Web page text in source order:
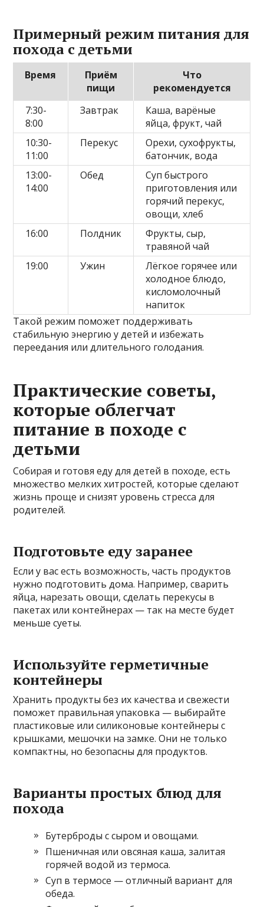
Примерный режим питания для
похода с детьми
Время
Приём
пищи
Что
рекомендуется
7:30-
8:00
Завтрак
Каша, варёные
яйца, фрукт, чай
10:30-
11:00
Перекус
Орехи, сухофрукты,
батончик, вода
13:00-
14:00
Обед
Суп быстрого
приготовления или
горячий перекус,
овощи, хлеб
16:00
Полдник
Фрукты, сыр,
травяной чай
19:00
Ужин
Лёгкое горячее или
холодное блюдо,
кисломолочный
напиток
Такой режим поможет поддерживать
стабильную энергию у детей и избежать
переедания или длительного голодания.
Практические советы,
которые облегчат
питание в походе с
детьми
Собирая и готовя еду для детей в походе, есть
множество мелких хитростей, которые сделают
жизнь проще и снизят уровень стресса для
родителей.
Подготовьте еду заранее
Если у вас есть возможность, часть продуктов
нужно подготовить дома. Например, сварить
яйца, нарезать овощи, сделать перекусы в
пакетах или контейнерах — так на месте будет
меньше суеты.
Используйте герметичные
контейнеры
Хранить продукты без их качества и свежести
поможет правильная упаковка — выбирайте
пластиковые или силиконовые контейнеры с
крышками, мешочки на замке. Они не только
компактны, но безопасны для продуктов.
Варианты простых блюд для
похода
Бутерброды с сыром и овощами.
Пшеничная или овсяная каша, залитая
горячей водой из термоса.
Суп в термосе — отличный вариант для
обеда.